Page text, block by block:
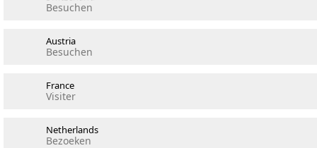
Besuchen
Austria
Besuchen
France
Visiter
Netherlands
Bezoeken